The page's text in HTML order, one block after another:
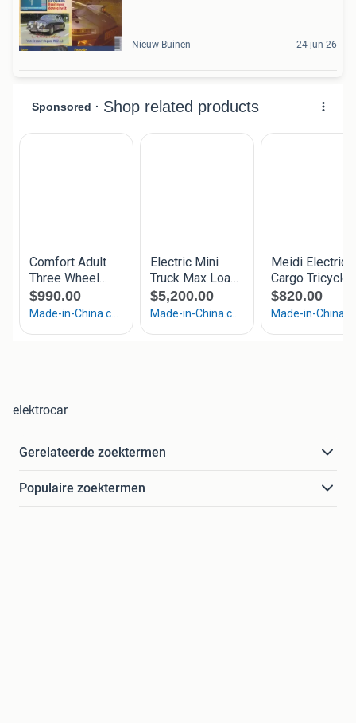
Nieuw-Buinen 24 jun 26
elektrocar
Gerelateerde zoektermen
Populaire zoektermen